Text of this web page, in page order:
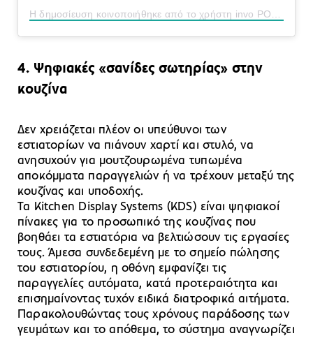
Η δημοσίευση κοινοποιήθηκε από το χρήστη invo POS Technologies (@invopos)
4. Ψηφιακές «σανίδες σωτηρίας» στην
κουζίνα
Δεν χρειάζεται πλέον οι υπεύθυνοι των
εστιατορίων να πιάνουν χαρτί και στυλό, να
ανησυχούν για μουτζουρωμένα τυπωμένα
αποκόμματα παραγγελιών ή να τρέχουν μεταξύ της
κουζίνας και υποδοχής.
Τα Kitchen Display Systems (KDS) είναι ψηφιακοί
πίνακες για το προσωπικό της κουζίνας που
βοηθάει τα εστιατόρια να βελτιώσουν τις εργασίες
τους. Άμεσα συνδεδεμένη με το σημείο πώλησης
του εστιατορίου, η οθόνη εμφανίζει τις
παραγγελίες αυτόματα, κατά προτεραιότητα και
επισημαίνοντας τυχόν ειδικά διατροφικά αιτήματα.
Παρακολουθώντας τους χρόνους παράδοσης των
γευμάτων και το απόθεμα, το σύστημα αναγνωρίζει